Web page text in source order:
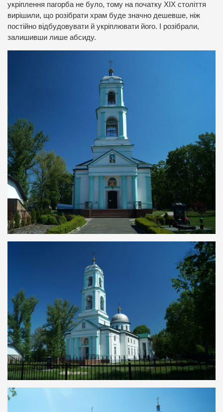
укріплення пагорба не було, тому на початку ХІХ століття
вирішили, що розібрати храм буде значно дешевше, ніж
постійно відбудовувати й укріплювати його. І розібрали,
залишивши лише абсиду.